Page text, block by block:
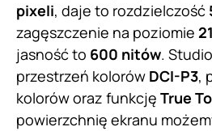
pixeli, daje to rozdzielczość
zagęszczenie na poziomie
jasność to 600 nitów.
przestrzeń kolorów DCI-P3,
kolorów oraz funkcję True
powierzchnię ekranu